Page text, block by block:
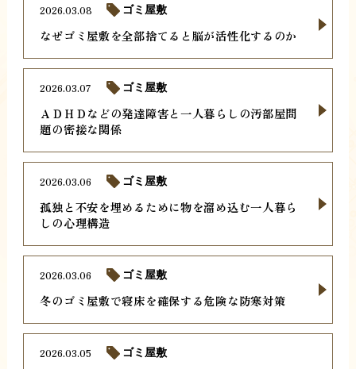
なぜゴミ屋敷を全部捨てると脳が活性化するのか
2026.03.08 ゴミ屋敷
ＡＤＨＤなどの発達障害と一人暮らしの汚部屋問
題の密接な関係
2026.03.07 ゴミ屋敷
孤独と不安を埋めるために物を溜め込む一人暮ら
しの心理構造
2026.03.06 ゴミ屋敷
冬のゴミ屋敷で寝床を確保する危険な防寒対策
2026.03.06 ゴミ屋敷
2026.03.05 ゴミ屋敷